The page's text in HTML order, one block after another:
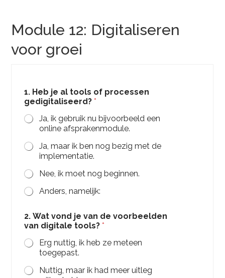
Module 12: Digitaliseren
voor groei
1. Heb je al tools of processen
gedigitaliseerd?*
Ja, ik gebruik nu bijvoorbeeld een
online afsprakenmodule.
Ja, maar ik ben nog bezig met de
implementatie.
Nee, ik moet nog beginnen.
Anders, namelijk:
2. Wat vond je van de voorbeelden
van digitale tools?*
Erg nuttig, ik heb ze meteen
toegepast.
Nuttig, maar ik had meer uitleg